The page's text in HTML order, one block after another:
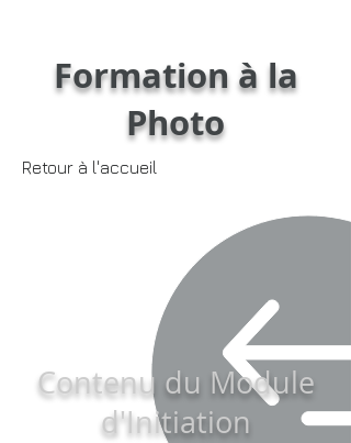
Formation à la
Photo
Retour à l'accueil
Contenu du Module
d'Initiation